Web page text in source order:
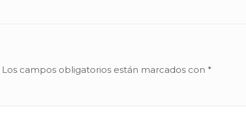
Los campos obligatorios están marcados con *